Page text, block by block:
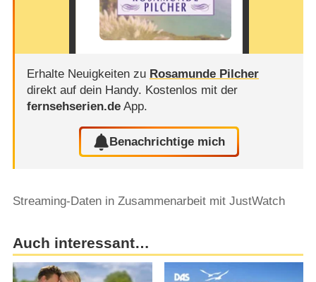
Erhalte Neuigkeiten zu Rosamunde Pilcher
direkt auf dein Handy. Kostenlos mit der
fernsehserien.deApp.
Benachrichtige mich
Streaming-Daten in Zusammenarbeit mit JustWatch
Auch interessant…